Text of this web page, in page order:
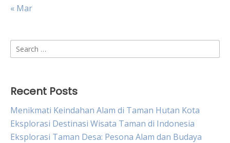
« Mar
Search
for:
Recent Posts
Menikmati Keindahan Alam di Taman Hutan Kota
Eksplorasi Destinasi Wisata Taman di Indonesia
Eksplorasi Taman Desa: Pesona Alam dan Budaya